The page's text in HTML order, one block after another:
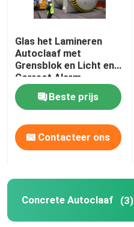
Lamineren autoclaaf glas
Concrete Autoclaaf
industriële autoclaaf
Hout autoclaaf
Glas het Lamineren
Autoclaaf met
Grensblok en Licht en
Correct Alarm
Beste prijs
Contacteer ons
Concrete Autoclaaf (3)